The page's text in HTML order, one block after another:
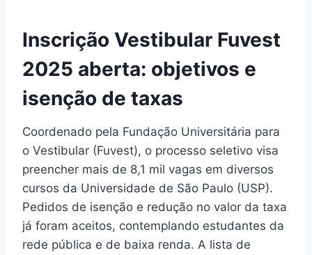
Inscrição Vestibular Fuvest
2025 aberta: objetivos e
isenção de taxas
Coordenado pela Fundação Universitária para
o Vestibular (Fuvest), o processo seletivo visa
preencher mais de 8,1 mil vagas em diversos
cursos da Universidade de São Paulo (USP).
Pedidos de isenção e redução no valor da taxa
já foram aceitos, contemplando estudantes da
rede pública e de baixa renda. A lista de